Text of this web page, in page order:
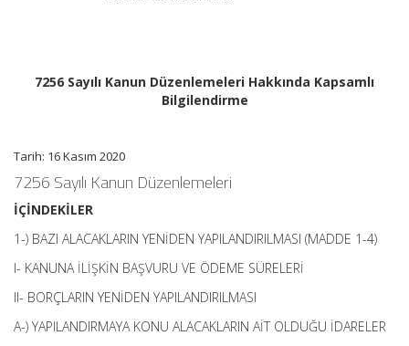
7256 Sayılı Kanun Düzenlemeleri Hakkında Kapsamlı
Bilgilendirme
Tarih: 16 Kasım 2020
7256 Sayılı Kanun Düzenlemeleri
İÇİNDEKİLER
1-) BAZI ALACAKLARIN YENİDEN YAPILANDIRILMASI (MADDE 1-4)
I- KANUNA İLİŞKİN BAŞVURU VE ÖDEME SÜRELERİ
II- BORÇLARIN YENİDEN YAPILANDIRILMASI
A-) YAPILANDIRMAYA KONU ALACAKLARIN AİT OLDUĞU İDARELER